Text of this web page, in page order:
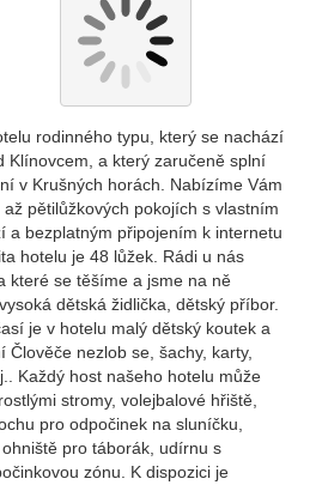
rodinného typu, který se nachází
Klínovcem, a který zaručeně splní
v Krušných horách. Nabízíme Vám
pětilůžkových pokojích s vlastním
a bezplatným připojením k internetu
hotelu je 48 lůžek. Rádi u nás
které se těšíme a jsme na ně
dětská židlička, dětský příbor.
je v hotelu malý dětský koutek a
nezlob se, šachy, karty,
Každý host našeho hotelu může
stromy, volejbalové hřiště,
pro odpočinek na sluníčku,
pro táborák, udírnu s
zónu. K dispozici je